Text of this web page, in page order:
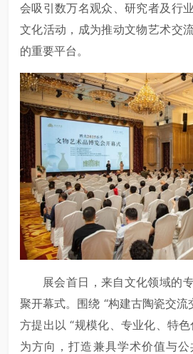
会吸引数万名观众、研究者及行
文化活动，成为推动文物艺术交
的重要平台。
展会首日，来自文化领域的
聚开幕式。围绕 “构建古陶瓷交流
方提出以 “规模化、专业化、特
为方向，打造兼具学术价值与